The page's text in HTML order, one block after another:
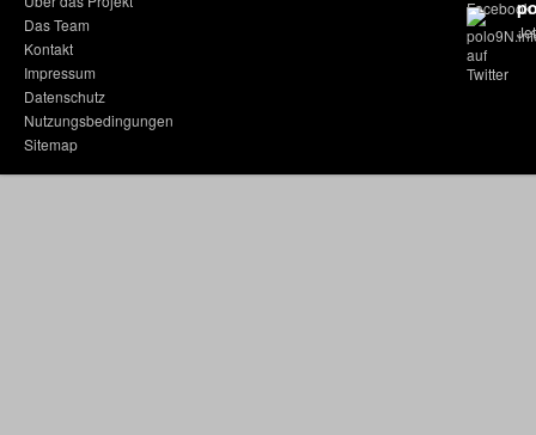
Das Team
Kontakt
Impressum
Datenschutz
Nutzungsbedingungen
Sitemap